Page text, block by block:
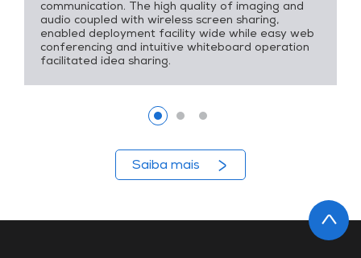
communication. The high quality of imaging and
audio coupled with wireless screen sharing,
enabled deployment facility wide while easy web
conferencing and intuitive whiteboard operation
facilitated idea sharing.
Saiba mais